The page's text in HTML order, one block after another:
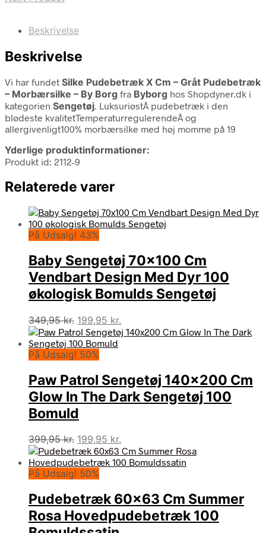
Beskrivelse
Beskrivelse
Vi har fundet Silke Pudebetræk X Cm – Gråt Pudebetræk
– Morbærsilke – By Borg fra Byborg hos Shopdyner.dk i
kategorien Sengetøj. LuksuriøstÂ pudebetræk i den
blødeste kvalitetTemperaturregulerendeÂ og
allergivenligt100% morbærsilke med høj momme på 19
Yderlige produktinformationer:
Produkt id: 2112-9
Relaterede varer
På Udsalg! 43%
Baby Sengetøj 70×100 Cm
Vendbart Design Med Dyr 100
økologisk Bomulds Sengetøj
349,95kr. Den
oprindelige
pris
var:
199,95 kr.
aktuelle
På Udsalg! 50%
Paw Patrol Sengetøj 140×200 Cm
Glow In The Dark Sengetøj 100
Bomuld
399,95kr. Den
oprindelige
pris
var:
199,95 kr.
aktuelle
pris
På Udsalg! 50%
Pudebetræk 60×63 Cm Summer
Rosa Hovedpudebetræk 100